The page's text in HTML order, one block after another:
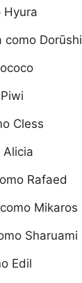
Hyura
como Dorūshi
Cless
Alicia
Rafaed
Mikaros
Sharuami
Edil